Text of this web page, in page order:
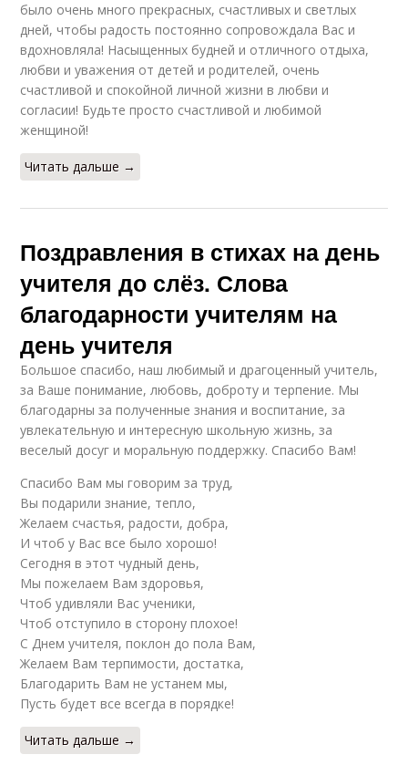
было очень много прекрасных, счастливых и светлых
дней, чтобы радость постоянно сопровождала Вас и
вдохновляла! Насыщенных будней и отличного отдыха,
любви и уважения от детей и родителей, очень
счастливой и спокойной личной жизни в любви и
согласии! Будьте просто счастливой и любимой
женщиной!
Читать дальше →
Поздравления в стихах на день
учителя до слёз. Слова
благодарности учителям на
день учителя
Большое спасибо, наш любимый и драгоценный учитель,
за Ваше понимание, любовь, доброту и терпение. Мы
благодарны за полученные знания и воспитание, за
увлекательную и интересную школьную жизнь, за
веселый досуг и моральную поддержку. Спасибо Вам!
Спасибо Вам мы говорим за труд,
Вы подарили знание, тепло,
Желаем счастья, радости, добра,
И чтоб у Вас все было хорошо!
Сегодня в этот чудный день,
Мы пожелаем Вам здоровья,
Чтоб удивляли Вас ученики,
Чтоб отступило в сторону плохое!
С Днем учителя, поклон до пола Вам,
Желаем Вам терпимости, достатка,
Благодарить Вам не устанем мы,
Пусть будет все всегда в порядке!
Читать дальше →